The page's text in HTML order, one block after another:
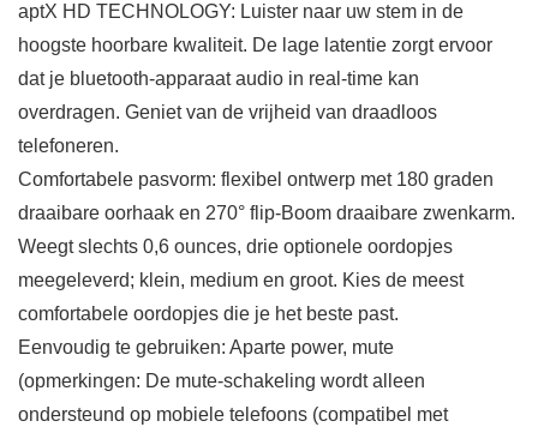
aptX HD TECHNOLOGY: Luister naar uw stem in de
hoogste hoorbare kwaliteit. De lage latentie zorgt ervoor
dat je bluetooth-apparaat audio in real-time kan
overdragen. Geniet van de vrijheid van draadloos
telefoneren.
Comfortabele pasvorm: flexibel ontwerp met 180 graden
draaibare oorhaak en 270° flip-Boom draaibare zwenkarm.
Weegt slechts 0,6 ounces, drie optionele oordopjes
meegeleverd; klein, medium en groot. Kies de meest
comfortabele oordopjes die je het beste past.
Eenvoudig te gebruiken: Aparte power, mute
(opmerkingen: De mute-schakeling wordt alleen
ondersteund op mobiele telefoons (compatibel met